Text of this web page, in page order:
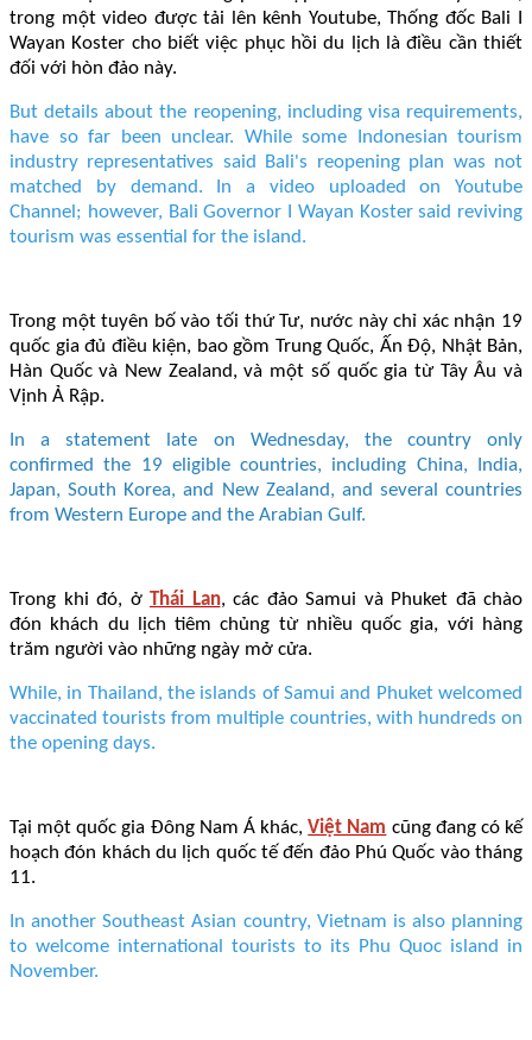
trong một video được tải lên kênh Youtube, Thống đốc Bali I
Wayan Koster cho biết việc phục hồi du lịch là điều cần thiết
đối với hòn đảo này.
But details about the reopening, including visa requirements,
have so far been unclear. While some Indonesian tourism
industry representatives said Bali's reopening plan was not
matched by demand. In a video uploaded on Youtube
Channel; however, Bali Governor I Wayan Koster said reviving
tourism was essential for the island.
Trong một tuyên bố vào tối thứ Tư, nước này chỉ xác nhận 19
quốc gia đủ điều kiện, bao gồm Trung Quốc, Ấn Độ, Nhật Bản,
Hàn Quốc và New Zealand, và một số quốc gia từ Tây Âu và
Vịnh Ả Rập.
In a statement late on Wednesday, the country only
confirmed the 19 eligible countries, including China, India,
Japan, South Korea, and New Zealand, and several countries
from Western Europe and the Arabian Gulf.
Trong khi đó, ở Thái Lan, các đảo Samui và Phuket đã chào
đón khách du lịch tiêm chủng từ nhiều quốc gia, với hàng
trăm người vào những ngày mở cửa.
While, in Thailand, the islands of Samui and Phuket welcomed
vaccinated tourists from multiple countries, with hundreds on
the opening days.
Tại một quốc gia Đông Nam Á khác,Việt Nam cũng đang có kế
hoạch đón khách du lịch quốc tế đến đảo Phú Quốc vào tháng
11.
In another Southeast Asian country, Vietnam is also planning
to welcome international tourists to its Phu Quoc island in
November.